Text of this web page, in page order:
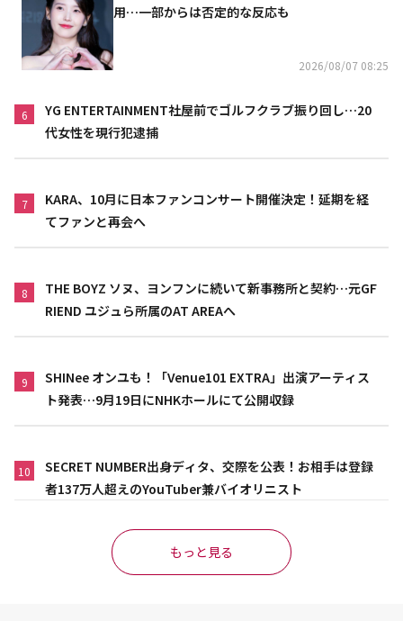
用…一部からは否定的な反応も
2026/08/07 08:25
6
YG ENTERTAINMENT社屋前でゴルフクラブ振り回し…20
代女性を現行犯逮捕
7
KARA、10月に日本ファンコンサート開催決定！延期を経
てファンと再会へ
8
THE BOYZ ソヌ、ヨンフンに続いて新事務所と契約…元GF
RIEND ユジュら所属のAT AREAへ
9
SHINee オンユも！「Venue101 EXTRA」出演アーティス
ト発表…9月19日にNHKホールにて公開収録
10
SECRET NUMBER出身ディタ、交際を公表！お相手は登録
者137万人超えのYouTuber兼バイオリニスト
もっと見る